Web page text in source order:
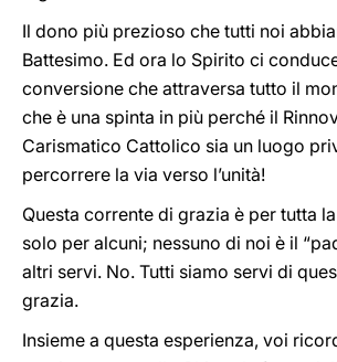
Il dono più prezioso che tutti noi
Battesimo. Ed ora lo Spirito ci
conversione che attraversa tutto il
che è una spinta in più perché il
Carismatico Cattolico sia un luogo
percorrere la via verso l’unità!
Questa corrente di grazia è per tutta
solo per alcuni; nessuno di noi è il
altri servi. No. Tutti siamo servi di
grazia.
Insieme a questa esperienza, voi